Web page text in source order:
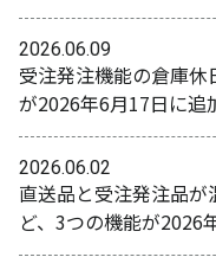
2026.06.09
受注発注機能の倉庫
が2026年6月17日に追
2026.06.02
直送品と受注発注品
ど、3つの機能が2026